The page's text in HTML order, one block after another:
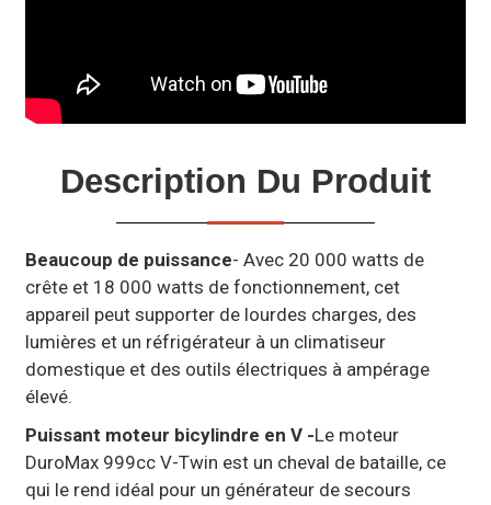
Description Du Produit
Beaucoup de puissance- Avec 20 000 watts de
crête et 18 000 watts de fonctionnement, cet
appareil peut supporter de lourdes charges, des
lumières et un réfrigérateur à un climatiseur
domestique et des outils électriques à ampérage
élevé.
Puissant moteur bicylindre en V -Le moteur
DuroMax 999cc V-Twin est un cheval de bataille, ce
qui le rend idéal pour un générateur de secours